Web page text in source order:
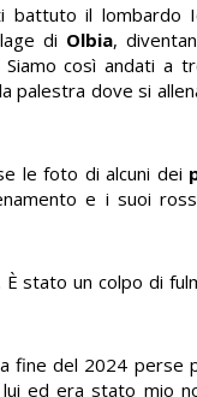
battuto il lombardo
di Olbia,
Siamo così andati a
palestra dove si
le foto di alcuni dei
e i suoi
stato un colpo di
fine del 2024 perse
ed era stato mio